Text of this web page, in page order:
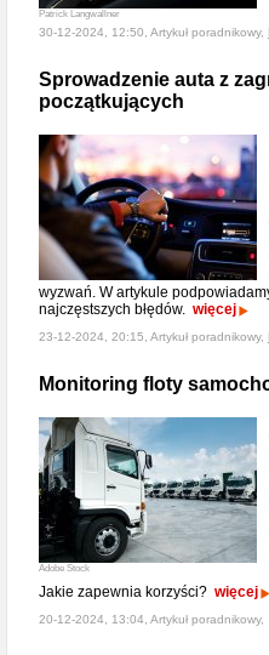
Patrick Langwallner
30-12-2024, 12:50, Artykuł poradnikowy,
Sprowadzenie auta z
początkujących
wyzwań. W artykule
najczęstszych błędów. więcej
23-12-2024, 20:15, Artykuł poradnikowy,
Monitoring floty
Adobe Stock
Jakie zapewnia korzyści? więcej
20-12-2024, 13:04, Artykuł poradnikowy,